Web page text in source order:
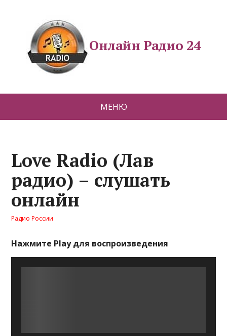
Онлайн Радио 24
МЕНЮ
Love Radio (Лав
радио) – слушать
онлайн
Радио России
Нажмите Play для воспроизведения